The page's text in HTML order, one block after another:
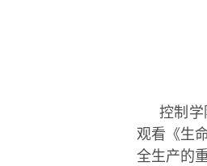
控制学
观看《生
全生产的